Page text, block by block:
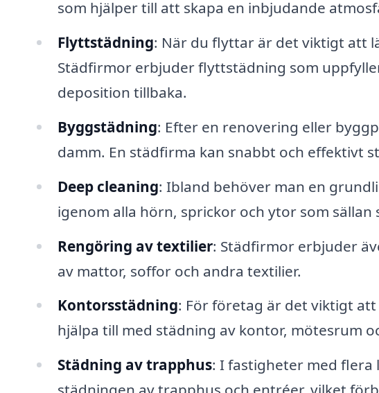
som hjälper till att skapa en inbjudande
Flyttstädning: När du flyttar är det viktigt att
Städfirmor erbjuder flyttstädning som
deposition tillbaka.
Byggstädning: Efter en renovering eller
damm. En städfirma kan snabbt och effektivt
Deep cleaning: Ibland behöver man en
igenom alla hörn, sprickor och ytor som sällan
Rengöring av textilier: Städfirmor erbjuder
av mattor, soffor och andra textilier.
Kontorsstädning: För företag är det viktigt
hjälpa till med städning av kontor, mötesrum
Städning av trapphus: I fastigheter med